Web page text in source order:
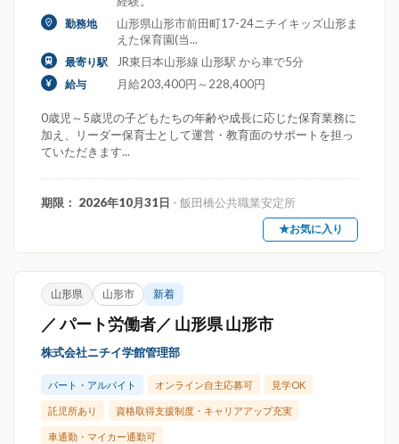
勤務地
山形県山形市前田町17-24ニチイキッズ山形ま
えた保育園(当...
最寄り駅 JR東日本山形線 山形駅 から車で5分
給与 月給203,400円～228,400円
0歳児～5歳児の子どもたちの年齢や成長に応じた保育業務に
加え、リーダー保育士として運営・教育面のサポートを担っ
ていただきます...
期限： 2026年10月31日 - 飯田橋公共職業安定所
★お気に入り
山形県 山形市 新着
／ パート労働者／ 山形県 山形市
株式会社ニチイ学館管理部
パート・アルバイト オンライン自主応募可 見学OK
託児所あり 資格取得支援制度・キャリアアップ充実
車通勤・マイカー通勤可